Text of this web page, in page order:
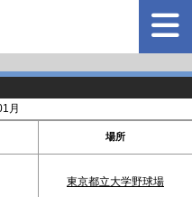
月
場所
東京都立大学野球場